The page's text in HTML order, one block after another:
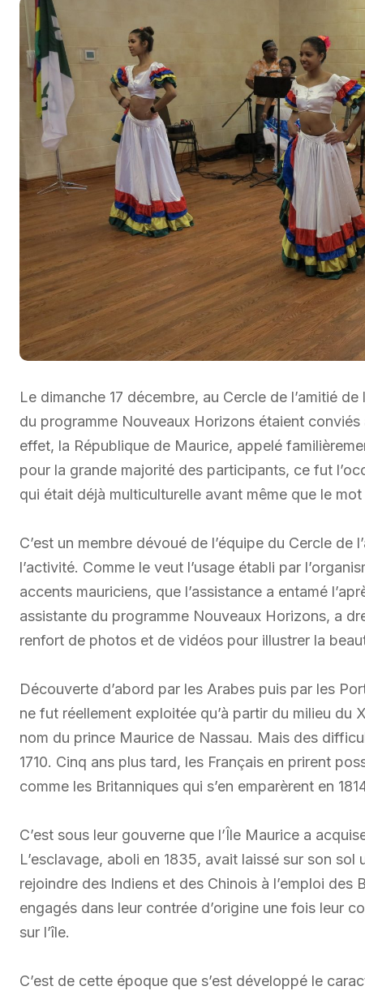
Le dimanche 17 décembre, au Cercle de l’amitié
du programme Nouveaux Horizons étaient
effet, la République de Maurice, appelé
pour la grande majorité des participants, ce fut
qui était déjà multiculturelle avant même que le mot
C’est un membre dévoué de l’équipe du Cercle
l’activité. Comme le veut l’usage établi par
accents mauriciens, que l’assistance a entamé
assistante du programme Nouveaux Horizons, a
renfort de photos et de vidéos pour illustrer la
Découverte d’abord par les Arabes puis par les
ne fut réellement exploitée qu’à partir du milieu
nom du prince Maurice de Nassau. Mais des
1710. Cinq ans plus tard, les Français en prirent
comme les Britanniques qui s’en emparèrent en
C’est sous leur gouverne que l’Île Maurice a
L’esclavage, aboli en 1835, avait laissé sur son
rejoindre des Indiens et des Chinois à l’emploi des
engagés dans leur contrée d’origine une fois leur
sur l’île.
C’est de cette époque que s’est développé le